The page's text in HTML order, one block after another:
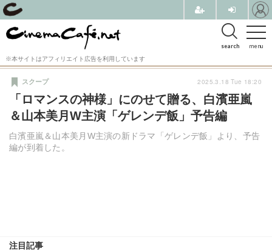
menu
search
※本サイトはアフィリエイト広告を利用しています
「ロマンスの神様」にのせて贈る、白濱亜嵐
＆山本美月W主演「ゲレンデ飯」予告編
白濱亜嵐＆山本美月W主演の新ドラマ「ゲレンデ飯」より、予告
編が到着した。
スクープ
注目記事
2025.3.18 Tue 18:20